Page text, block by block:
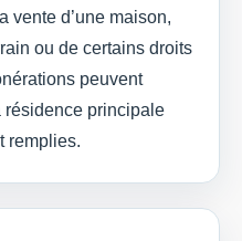
vente d’une maison,
ou de certains droits
peuvent
résidence principale
remplies.